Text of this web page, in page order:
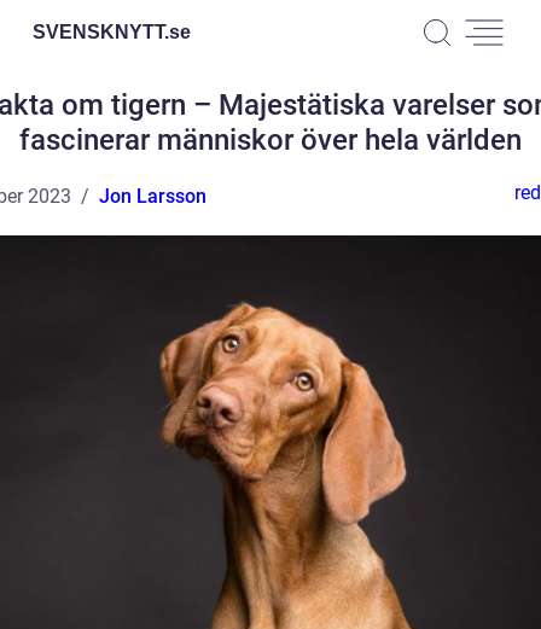
SVENSKNYTT.se
om tigern – Majestätiska varelser
fascinerar människor över hela världen
2023 Jon Larsson